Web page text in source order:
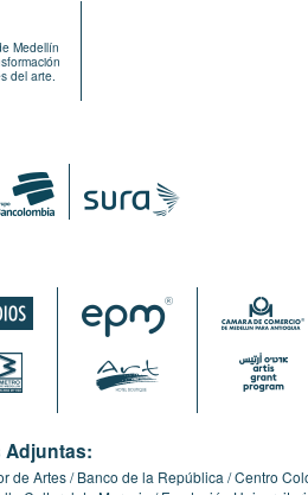
Medellín
del arte.
de Artes Banco de la República Centro